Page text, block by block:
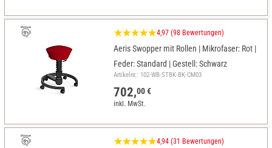
4,97 (98 Bewertungen)
Aeris Swopper mit Rollen | Mikrofaser: Rot |
Feder: Standard | Gestell: Schwarz
Artikelnr.: 102-WB-STBK-BK-CM03
702,00 €
inkl. MwSt.
4,94 (31 Bewertungen)